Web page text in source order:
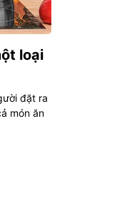
loại
đặt ra
món ăn